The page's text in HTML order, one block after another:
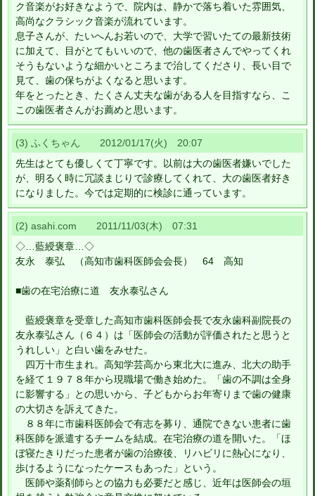
ク音楽がお好きなようで、院内は、静かで落ち着いた雰囲気、
高尚なクラシック音楽が流れています。
息子さんが、たいへんお若いので、大学で習いたての最新技術
に加えて、目がとてもいいので、他の歯医者さんでやってくれ
そうもないような細かいところまで治してくださり、長い目で
見て、歯の保ちがよくなると思います。
年をとったとき、たくさん丈夫な歯がある人を目指すなら、こ
この歯医者さんがお薦めと思います。
(3) ふくちゃん 2012/01/17(火) 20:07
先生はとても優しくて丁寧です。以前は大の歯医者嫌いでした
が、明るく時に冗談まじりで診療してくれて、大の歯医者好き
になりました。今では定期的に検診に通っています。
(2) asahi.com 2011/11/03(木) 07:31
◇…藍綬褒章…◇
友永 泰弘 （高知市歯科医師会会長） 64 高知
■歯の在宅治療に道 友永泰弘さん
藍綬褒章を受章した高知市歯科医師会長で友永歯科副院長の
友永泰弘さん（６４）は「医師会の活動が評価されたと思うと
うれしい」と白い歯をみせた。
四万十市生まれ。高知学芸高から東北大に進み、北大の助手
を経て１９７８年から現職場で働き始めた。「歯の不調は全身
に影響する」との思いから、子どもからお年寄りまで歯の健康
の大切さを訴えてきた。
８８年に市歯科医師会で有志を募り、通院できない患者に歯
科医師を派遣するチームを結成。在宅治療の道を開いた。「ほ
ぼ寝たきりだった患者が歯の治療後、リハビリに熱心になり、
歩けるようになったケースもあった」という。
医師や薬剤師らとの協力も必要だと感じ、近年は医師会の垣